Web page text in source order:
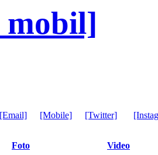
mobil]
[Email] [Mobile] [Twitter]
Foto Video